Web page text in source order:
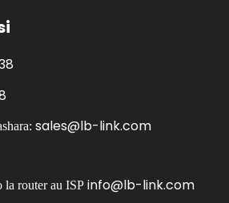
sales@lb-link.com
la router au ISP info@lb-link.com